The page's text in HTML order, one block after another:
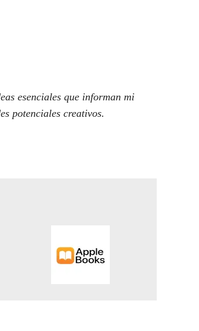
esenciales que informan mi
potenciales creativos.